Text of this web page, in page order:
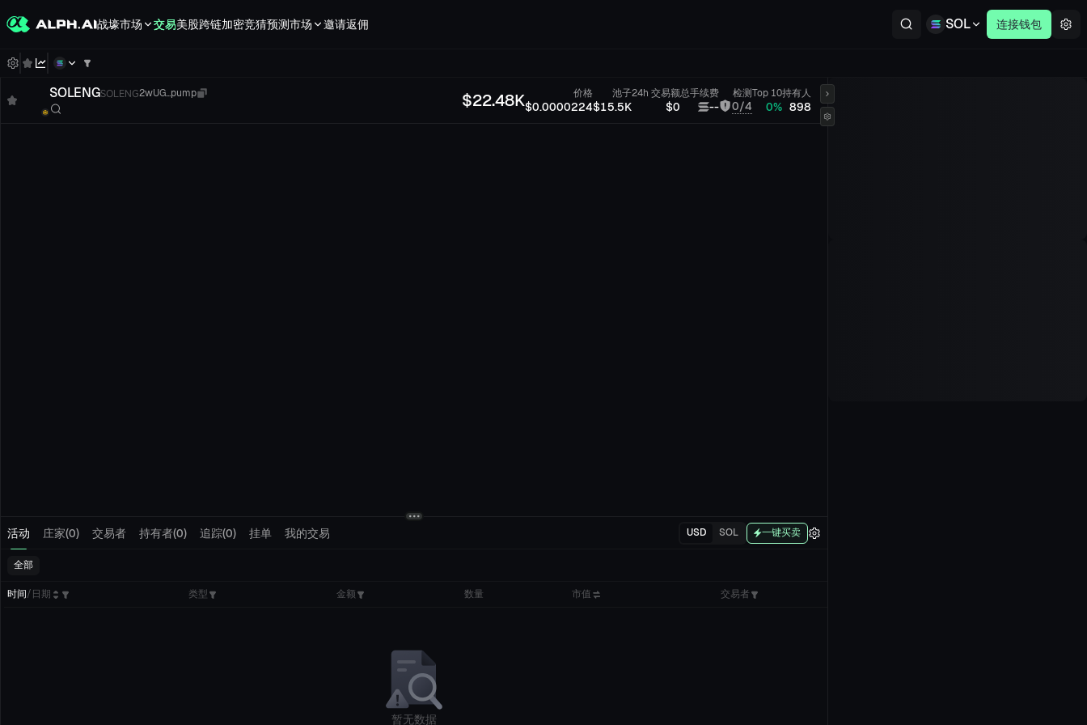
战壕市场 交易美股跨链加密竞猜预测市场 邀请返佣 SOL 连接钱包
SOLENGSOLENG2wUG...pump $22.48K 价格
$0.0000224
池子
$15.5K
24h 交易额
$0
总手续费
--
检测
0/4
Top 10
0%
持有人
898
活动 庄家(0) 交易者 持有者(0) 追踪(0) 挂单 我的交易 USD SOL 一键买卖
全部
时间/日期 类型 金额 数量 市值 交易者
暂无数据